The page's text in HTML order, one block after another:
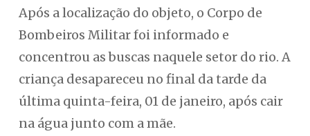
Após a localização do objeto, o Corpo de
Bombeiros Militar foi informado e
concentrou as buscas naquele setor do rio. A
criança desapareceu no final da tarde da
última quinta-feira, 01 de janeiro, após cair
na água junto com a mãe.